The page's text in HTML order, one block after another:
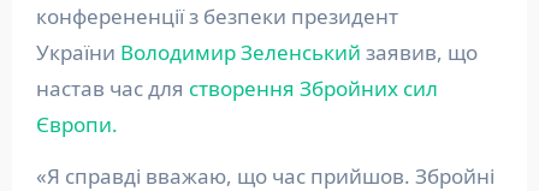
конферененції з безпеки президент
України Володимир Зеленський заявив, що
настав час для створення Збройних сил
Європи.
«Я справді вважаю, що час прийшов. Збройні